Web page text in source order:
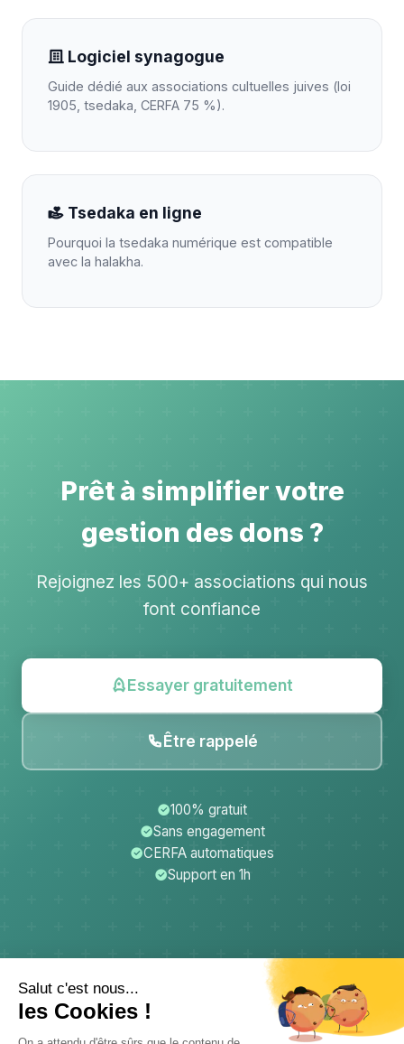
Logiciel synagogue
Guide dédié aux associations cultuelles juives (loi
1905, tsedaka, CERFA 75 %).
Tsedaka en ligne
Pourquoi la tsedaka numérique est compatible
avec la halakha.
Prêt à simplifier votre
gestion des dons ?
Rejoignez les 500+ associations qui nous
font confiance
Essayer gratuitement
Être rappelé
100% gratuit
Sans engagement
CERFA automatiques
Support en 1h
CerfApp